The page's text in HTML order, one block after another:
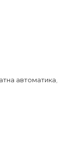
автоматика